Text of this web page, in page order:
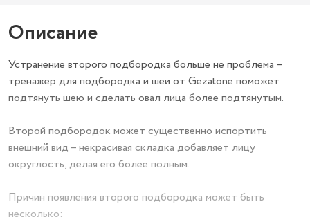
Описание
Устранение второго подбородка больше не проблема –
тренажер для подбородка и шеи от Gezatone поможет
подтянуть шею и сделать овал лица более подтянутым.
Второй подбородок может существенно испортить
внешний вид – некрасивая складка добавляет лицу
округлость, делая его более полным.
Причин появления второго подбородка может быть
несколько: